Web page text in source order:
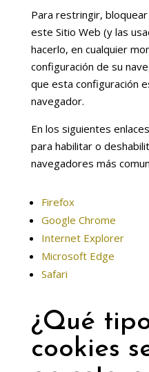
Para restringir,
este Sitio Web (y las
hacerlo, en cualquier
configuración de su
que esta configuración
navegador.
En los siguientes
para habilitar o
navegadores más
Firefox
Google Chrome
Internet Explorer
Microsoft Edge
Safari
¿Qué
cookies